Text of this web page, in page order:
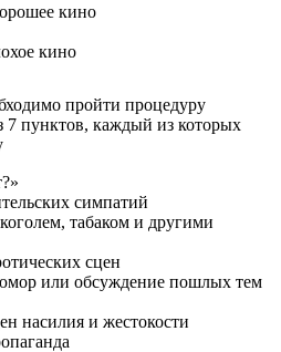
кино
кино
пройти процедуру
7 пунктов, каждый из которых
симпатий
табаком и другими
сцен
или обсуждение пошлых тем
насилия и жестокости